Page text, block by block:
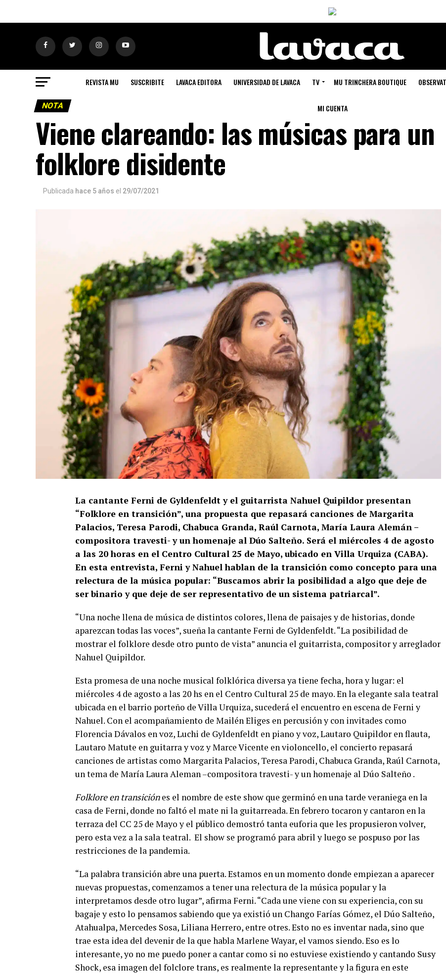
REVISTA MU SUSCRIBITE LAVACA EDITORA UNIVERSIDAD DE LAVACA TV MU TRINCHERA BOUTIQUE
MI CUENTA
NOTA
Viene clareando: las músicas para un
folklore disidente
Publicada hace 5 años el 29/07/2021
La cantante Ferni de Gyldenfeldt y el guitarrista Nahuel Quipildor presentan
“Folklore en transición”, una propuesta que repasará canciones de Margarita
Palacios, Teresa Parodi, Chabuca Granda, Raúl Carnota, María Laura Alemán –
compositora travesti- y un homenaje al Dúo Salteño. Será el miércoles 4 de agosto
a las 20 horas en el Centro Cultural 25 de Mayo, ubicado en Villa Urquiza (CABA).
En esta entrevista, Ferni y Nahuel hablan de la transición como concepto para una
relectura de la música popular: “Buscamos abrir la posibilidad a algo que deje de
ser binario y que deje de ser representativo de un sistema patriarcal”.
“Una noche llena de música de distintos colores, llena de paisajes y de historias, donde
aparezcan todas las voces”, sueña la cantante Ferni de Gyldenfeldt. “La posibilidad de
mostrar el folklore desde otro punto de vista” anuncia el guitarrista, compositor y arreglador
Nahuel Quipildor.
Esta promesa de una noche musical folklórica diversa ya tiene fecha, hora y lugar: el
miércoles 4 de agosto a las 20 hs en el Centro Cultural 25 de mayo. En la elegante sala teatral
ubicada en el barrio porteño de Villa Urquiza, sucederá el encuentro en escena de Ferni y
Nahuel. Con el acompañamiento de Mailén Eliges en percusión y con invitades como
Florencia Dávalos en voz, Luchi de Gyldenfeldt en piano y voz, Lautaro Quipildor en flauta,
Lautaro Matute en guitarra y voz y Marce Vicente en violoncello, el concierto repasará
canciones de artistas como Margarita Palacios, Teresa Parodi, Chabuca Granda, Raúl Carnota,
un tema de María Laura Aleman –compositora travesti- y un homenaje al Dúo Salteño .
Folklore en transiciónes el nombre de este show que germinó en una tarde veraniega en la
casa de Ferni, donde no faltó el mate ni la guitarreada. En febrero tocaron y cantaron en la
terraza del CC 25 de Mayo y el público demostró tanta euforia que les propusieron volver,
pero esta vez a la sala teatral. El show se programó para abril y luego se pospuso por las
restricciones de la pandemia.
“La palabra transición abre una puerta. Estamos en un momento donde empiezan a aparecer
nuevas propuestas, comenzamos a tener una relectura de la música popular y la
interpretamos desde otro lugar”, afirma Ferni. “Cada une viene con su experiencia, con su
bagaje y esto lo pensamos sabiendo que ya existió un Chango Farías Gómez, el Dúo Salteño,
Atahualpa, Mercedes Sosa, Liliana Herrero, entre otres. Esto no es inventar nada, sino que
trae esta idea del devenir de la que habla Marlene Wayar, el vamos siendo. Eso es lo
interesante, yo no me puedo poner a cantar como si no estuviese existiendo y cantando Susy
Shock, esa imagen del folclore trans, es realmente la representante y la figura en este